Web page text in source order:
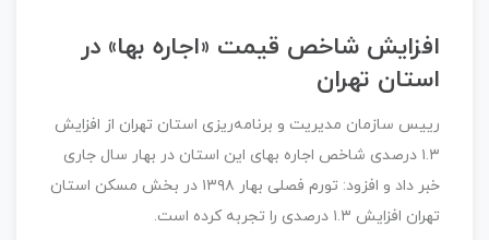
افزایش شاخص قیمت «اجاره بها» در
استان تهران
رییس سازمان مدیریت و برنامه‌ریزی استان تهران از افزایش
۱.۳ درصدی شاخص اجاره بهای این استان در بهار سال جاری
خبر داد و افزود: تورم فصلی بهار ۱۳۹۸ در بخش مسکن استان
تهران افزایش ۱.۳ درصدی را تجربه کرده است.